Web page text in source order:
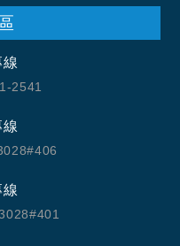
供按摩、身體護理和麵部
設施包括免費 WiFi、禮
，您可以方便地去沖
去咖啡館吃些點心。或
時段客房送餐服務。每
您可以藉此結識其他房
心和會議室。房客可付
2541